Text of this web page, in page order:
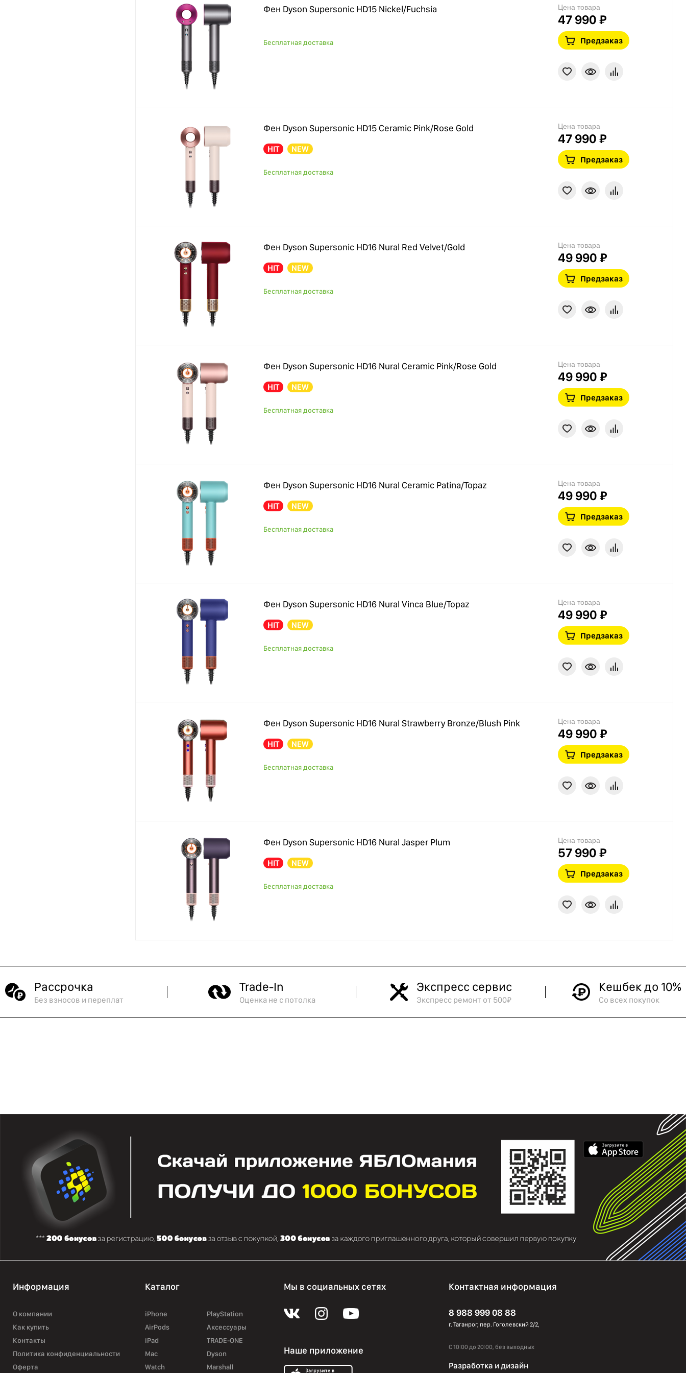
Фен Dyson Supersonic HD15 Nickel/Fuchsia
Бесплатная доставка
Цена товара
47 990 ₽
Предзаказ
Фен Dyson Supersonic HD15 Ceramic Pink/Rose Gold
HIT NEW
Бесплатная доставка
Цена товара
47 990 ₽
Предзаказ
Фен Dyson Supersonic HD16 Nural Red Velvet/Gold
HIT NEW
Бесплатная доставка
Цена товара
49 990 ₽
Предзаказ
Фен Dyson Supersonic HD16 Nural Ceramic Pink/Rose Gold
HIT NEW
Бесплатная доставка
Цена товара
49 990 ₽
Предзаказ
Фен Dyson Supersonic HD16 Nural Ceramic Patina/Topaz
HIT NEW
Бесплатная доставка
Цена товара
49 990 ₽
Предзаказ
Фен Dyson Supersonic HD16 Nural Vinca Blue/Topaz
HIT NEW
Бесплатная доставка
Цена товара
49 990 ₽
Предзаказ
Фен Dyson Supersonic HD16 Nural Strawberry Bronze/Blush Pink
HIT NEW
Бесплатная доставка
Цена товара
49 990 ₽
Предзаказ
Фен Dyson Supersonic HD16 Nural Jasper Plum
HIT NEW
Бесплатная доставка
Цена товара
57 990 ₽
Предзаказ
Рассрочка
Без взносов и переплат
Trade-In
Оценка не с потолка
Экспресс сервис
Экспресс ремонт от 500₽
Кешбек до 10%
Со всех покупок
Информация
О компании
Как купить
Контакты
Политика конфиденциальности
Оферта
Каталог
iPhone
AirPods
iPad
Mac
Watch
PlayStation
Аксессуары
TRADE-ONE
Dyson
Marshall
Мы в социальных сетях
Наше приложение
Контактная информация
8 988 999 08 88
г. Таганрог, пер. Гоголевский 2/2,
С 10:00 до 20:00, без выходных
Разработка и дизайн